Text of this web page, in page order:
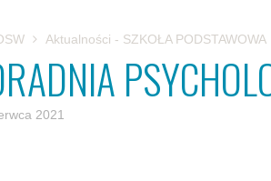
Aktualności - SZKOŁA PODSTAWOWA
2021